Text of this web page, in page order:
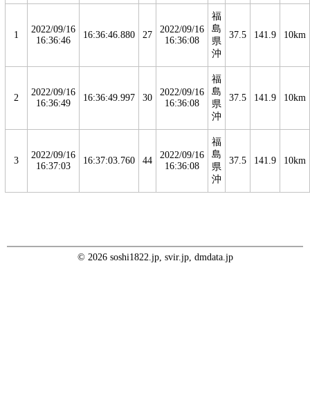
1
2022/09/16
16:36:46
16:36:46.880 27
2022/09/16
16:36:08
福
島
県
沖
37.5 141.9 10km
2
2022/09/16
16:36:49
16:36:49.997 30
2022/09/16
16:36:08
福
島
県
沖
37.5 141.9 10km
3
2022/09/16
16:37:03
16:37:03.760 44
2022/09/16
16:36:08
福
島
県
沖
37.5 141.9 10km
© 2026 soshi1822.jp, svir.jp, dmdata.jp